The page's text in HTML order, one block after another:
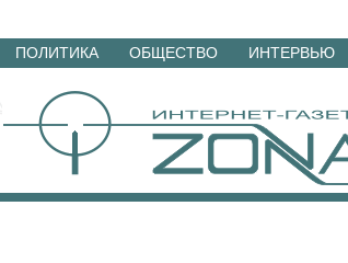
Перейти
материалам
ПОЛИТИКА ОБЩЕСТВО ИНТЕРВЬЮ